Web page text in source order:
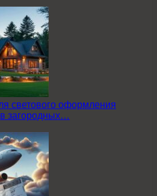
светового оформления
загородных…